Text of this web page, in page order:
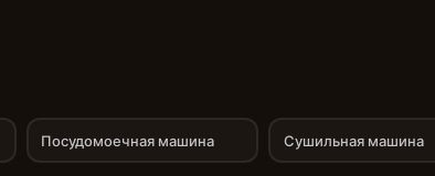
Посудомоечная машина Сушильная машина